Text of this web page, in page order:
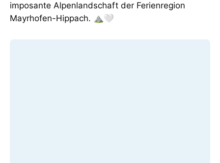
imposante Alpenlandschaft der Ferienregion
Mayrhofen-Hippach. ⛰️🤍